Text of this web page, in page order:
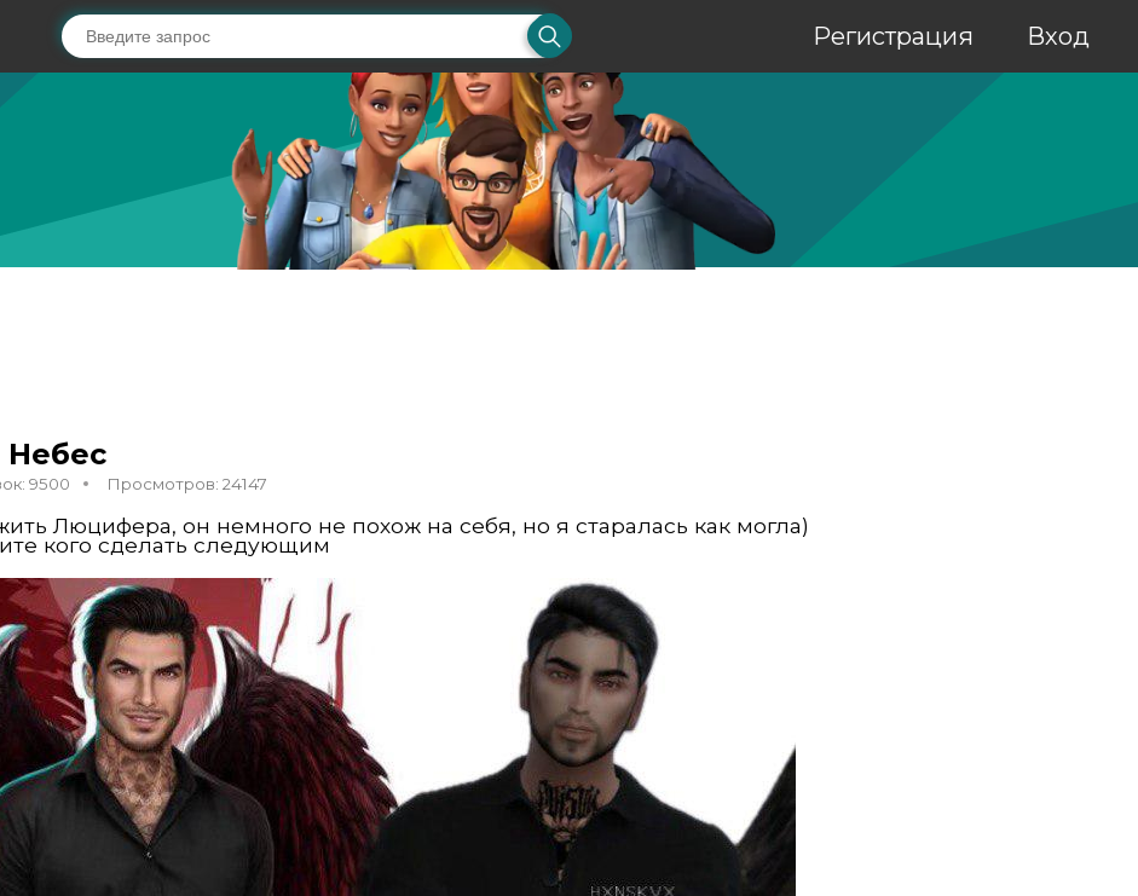
Регистрация Вход
9500 Просмотров: 24147
Люцифера, он немного не похож на себя, но я старалась как могла)
кого сделать следующим